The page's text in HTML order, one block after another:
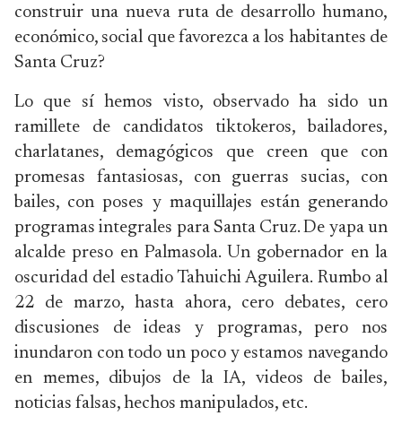
construir una nueva ruta de desarrollo humano,
económico, social que favorezca a los habitantes de
Santa Cruz?
Lo que sí hemos visto, observado ha sido un
ramillete de candidatos tiktokeros, bailadores,
charlatanes, demagógicos que creen que con
promesas fantasiosas, con guerras sucias, con
bailes, con poses y maquillajes están generando
programas integrales para Santa Cruz. De yapa un
alcalde preso en Palmasola. Un gobernador en la
oscuridad del estadio Tahuichi Aguilera. Rumbo al
22 de marzo, hasta ahora, cero debates, cero
discusiones de ideas y programas, pero nos
inundaron con todo un poco y estamos navegando
en memes, dibujos de la IA, videos de bailes,
noticias falsas, hechos manipulados, etc.